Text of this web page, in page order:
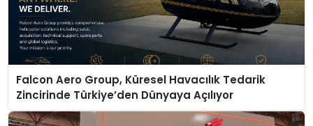
Falcon Aero Group, Küresel Havacılık Tedarik
Zincirinde Türkiye’den Dünyaya Açılıyor